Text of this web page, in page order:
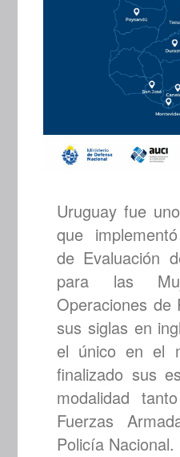
Uruguay fue
que
de Evaluación
para las
Operaciones de
sus siglas en
el único en el
finalizado sus
modalidad
Fuerzas
Policía Nacional.